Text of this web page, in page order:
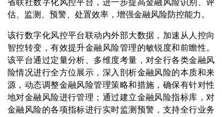
省联社数字化风控平台，进一步提高金融风险识别、评
估、监测、预警、处置效率，增强金融风险防控能力。
该行数字化风控平台联动内外部大数据，加速从人控向
智控转变，有效提升金融风险管理的敏锐度和前瞻性。
该平台通过定量分析、多维度考量，对全行各类金融风
险情况进行全方位展示，深入剖析金融风险的本质和来
源，动态调整金融风险管理策略和措施，确保有针对性
地对金融风险进行管理；通过建立金融风险指标库，对
金融风险的各项指标进行实时监测预警，支持全行业务